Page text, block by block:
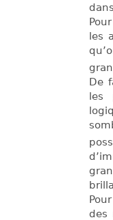
les
De
les
des